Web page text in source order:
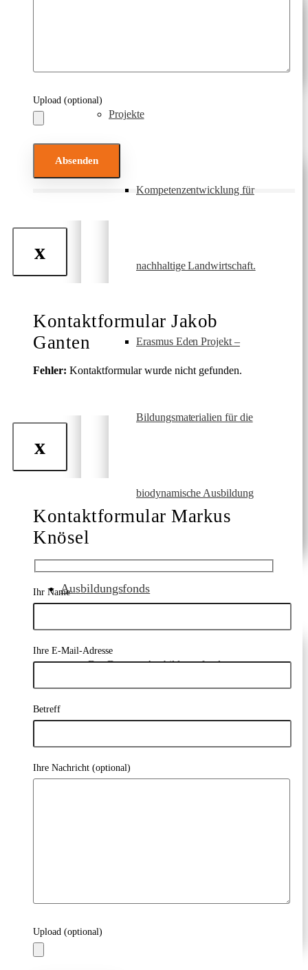
Projekte
Kompetenzentwicklung für
nachhaltige Landwirtschaft.
Erasmus Eden Projekt –
Bildungsmaterialien für die
biodynamische Ausbildung
Ausbildungsfonds
Der Demeter Ausbildungsfonds
Upload (optional)
Bitte lasse dieses Feld leer.
x
Kontaktformular Jakob
Ganten
Fehler: Kontaktformular wurde nicht gefunden.
x
Kontaktformular Markus
Knösel
Ihr Name
Ihre E-Mail-Adresse
Betreff
Ihre Nachricht (optional)
Upload (optional)